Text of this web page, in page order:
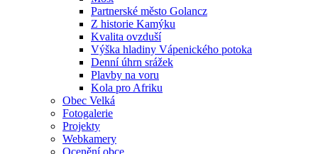
Partnerské město Golancz
Z historie Kamýku
Kvalita ovzduší
Výška hladiny Vápenického potoka
Denní úhrn srážek
Plavby na voru
Kola pro Afriku
Obec Velká
Fotogalerie
Projekty
Webkamery
Ocenění obce